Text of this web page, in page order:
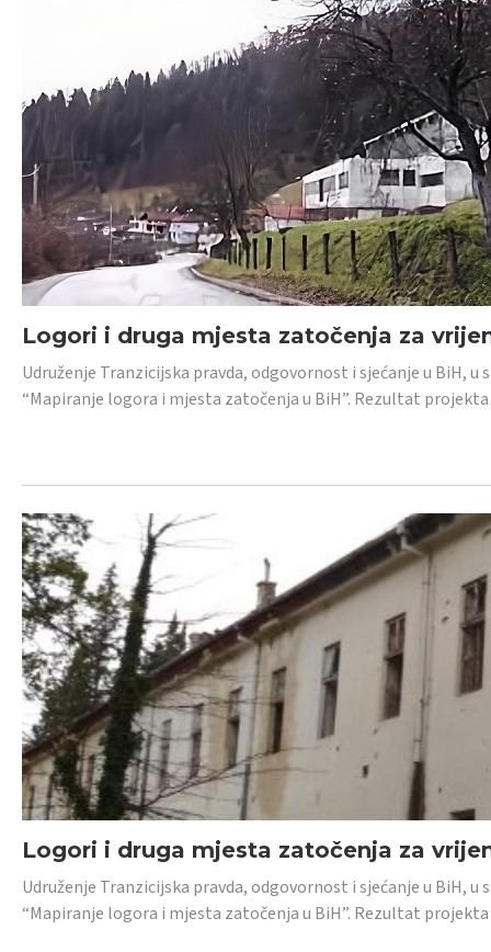
Logori i druga mjesta zatočenja za
Udruženje Tranzicijska pravda, odgovornost i sjećanje u BiH,
“Mapiranje logora i mjesta zatočenja u BiH”. Rezultat
Logori i druga mjesta zatočenja za
Udruženje Tranzicijska pravda, odgovornost i sjećanje u BiH,
“Mapiranje logora i mjesta zatočenja u BiH”. Rezultat